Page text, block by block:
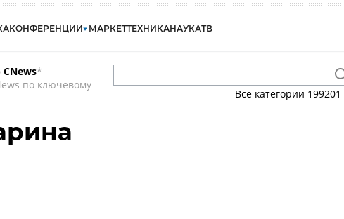
КОНФЕРЕНЦИИ МАРКЕТТЕХНИКАНАУКАТВ
*
по ключевому
Все категории 199201